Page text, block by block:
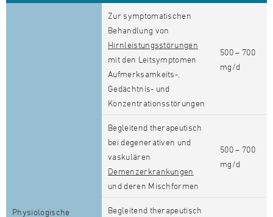
Physiologische
Zur symptomatischen
Behandlung von
Hirnleistungsstörungen
mit den Leitsymptomen
Aufmerksamkeits-,
Gedächtnis- und
Konzentrationsstörungen
500 – 700
mg/d
Begleitend therapeutisch
bei degenerativen und
vaskulären
Demenzerkrankungen
und deren Mischformen
500 – 700
mg/d
Begleitend therapeutisch